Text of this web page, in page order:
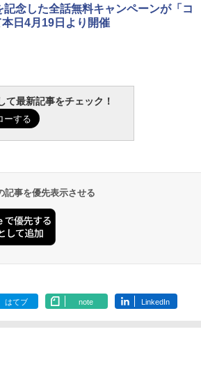
記念した全話無料キャンペーンが「コ
日4月19日より開催
最新記事をチェック！
事を優先表示させる
はてブ note LinkedIn